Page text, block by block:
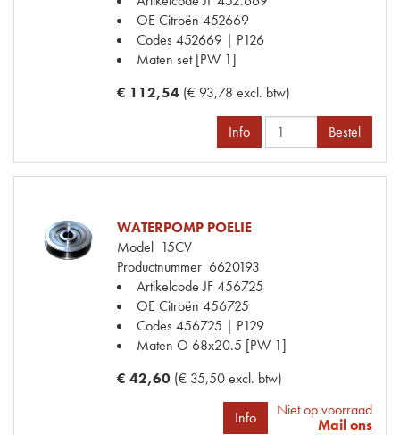
OE Citroën 452669
Codes452669 | P126
Maten set [PW 1]
€ 112,54 (€ 93,78 excl. btw)
Info Bestel
WATERPOMP POELIE
Model 15CV
Productnummer 6620193
Artikelcode JF456725
OE Citroën 456725
Codes456725 | P129
Maten O 68x20.5 [PW 1]
€ 42,60 (€ 35,50 excl. btw)
Info
Niet op voorraad
Mail ons